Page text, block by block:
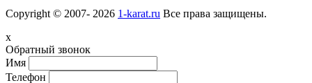
Copyright © 2007- 2026 1-karat.ru Все права защищены.
x
Обратный звонок
Имя
Телефон